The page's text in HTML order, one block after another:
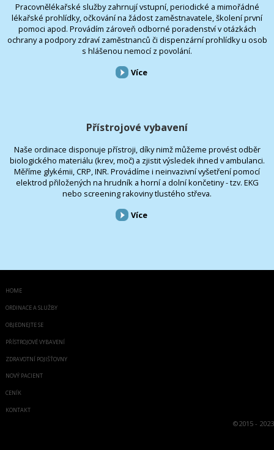
Pracovnělékařské služby zahrnují vstupní, periodické a mimořádné
lékařské prohlídky, očkování na žádost zaměstnavatele, školení první
pomoci apod. Provádím zároveň odborné poradenství v otázkách
ochrany a podpory zdraví zaměstnanců či dispenzární prohlídky u osob
s hlášenou nemocí z povolání.
Více
Přístrojové vybavení
Naše ordinace disponuje přístroji, díky nimž můžeme provést odběr
biologického materiálu (krev, moč) a zjistit výsledek ihned v ambulanci.
Měříme glykémii, CRP, INR. Provádíme i neinvazivní vyšetření pomocí
elektrod přiložených na hrudník a horní a dolní končetiny - tzv. EKG
nebo screening rakoviny tlustého střeva.
Více
HOME
ORDINACE A SLUŽBY
OBJEDNEJTE SE
PŘÍSTROJOVÉ VYBAVENÍ
ZDRAVOTNÍ POJIŠŤOVNY
NOVÝ PACIENT
CENÍK
KONTAKT
©2015 - 2023